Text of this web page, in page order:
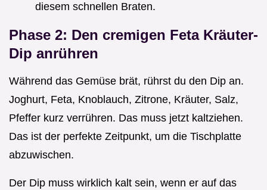
diesem schnellen Braten.
Phase 2: Den cremigen Feta Kräuter-
Dip anrühren
Während das Gemüse brät, rührst du den Dip an.
Joghurt, Feta, Knoblauch, Zitrone, Kräuter, Salz,
Pfeffer kurz verrühren. Das muss jetzt kaltziehen.
Das ist der perfekte Zeitpunkt, um die Tischplatte
abzuwischen.
Der Dip muss wirklich kalt sein, wenn er auf das